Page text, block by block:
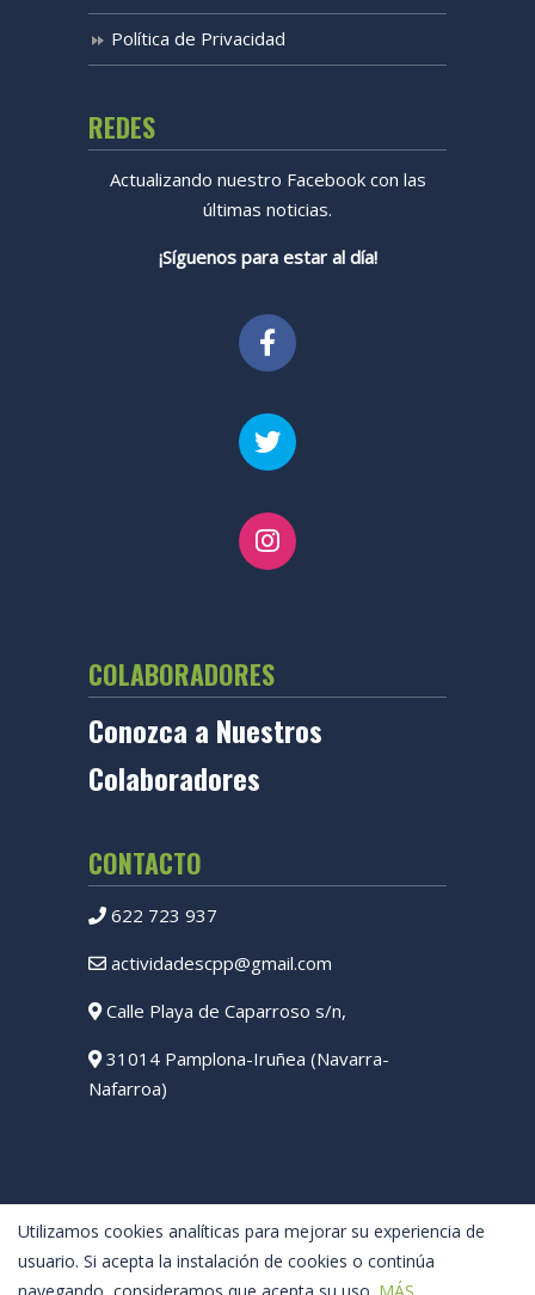
Utilizamos cookies analíticas para mejorar su experiencia de
usuario. Si acepta la instalación de cookies o continúa
Política de Privacidad
REDES
Actualizando nuestro Facebook con las
últimas noticias.
¡Síguenos para estar al día!
COLABORADORES
Conozca a Nuestros
Colaboradores
CONTACTO
622 723 937
actividadescpp@gmail.com
Calle Playa de Caparroso s/n,
31014 Pamplona-Iruñea (Navarra-
Nafarroa)